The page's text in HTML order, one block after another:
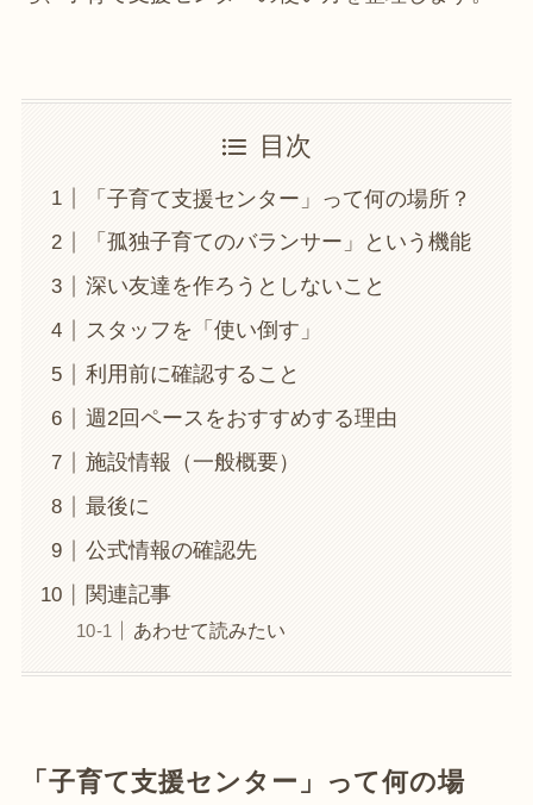
目次
「子育て支援センター」って何の場所？
「孤独子育てのバランサー」という機能
深い友達を作ろうとしないこと
スタッフを「使い倒す」
利用前に確認すること
週2回ペースをおすすめする理由
施設情報（一般概要）
最後に
公式情報の確認先
関連記事
あわせて読みたい
「子育て支援センター」って何の場